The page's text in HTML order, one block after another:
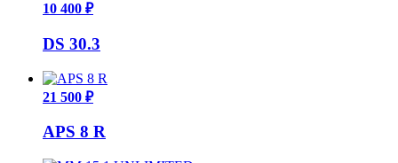
10 400 ₽
DS 30.3
21 500 ₽
APS 8 R